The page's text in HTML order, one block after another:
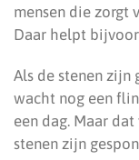
mensen die zorgt
Daar helpt
Als de stenen
wacht nog een
een dag. Maar
stenen zijn